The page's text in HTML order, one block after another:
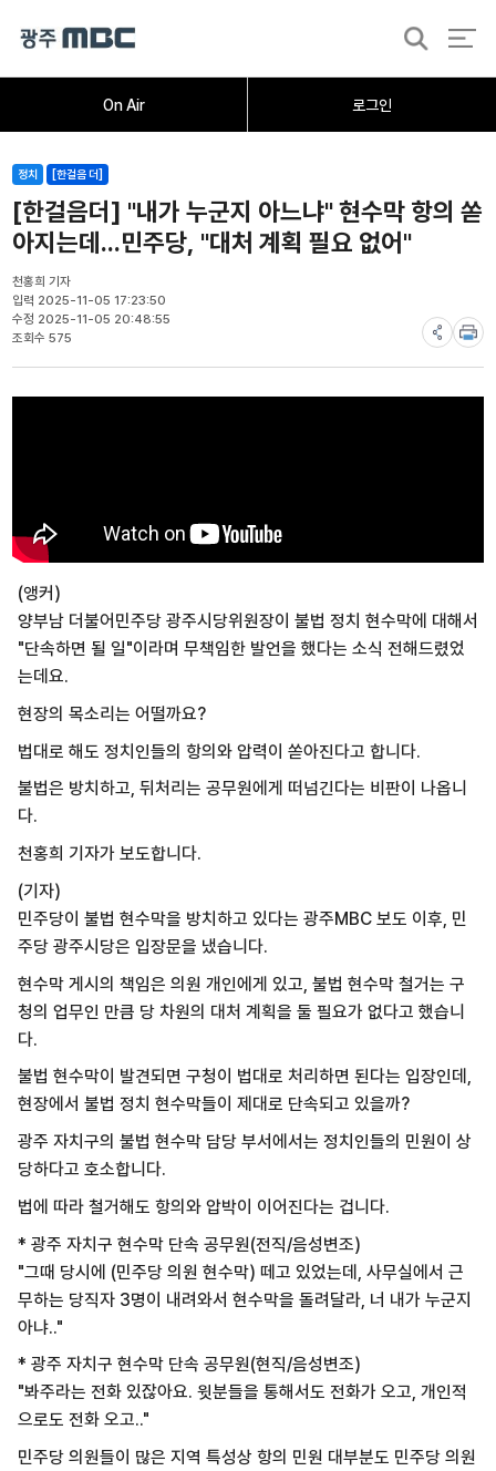
On Air 로그인
검
오늘의뉴스뉴스데스크 취재가시작되자
정치 [한걸음 더]
[한걸음더] "내가 누군지 아느냐" 현수막 항의 쏟
아지는데...민주당, "대처 계획 필요 없어"
천홍희 기자
입력 2025-11-05 17:23:50
수정 2025-11-05 20:48:55
조회수 575
(앵커)
양부남 더불어민주당 광주시당위원장이 불법 정치 현수막에 대해서
"단속하면 될 일"이라며 무책임한 발언을 했다는 소식 전해드렸었
는데요.
현장의 목소리는 어떨까요?
법대로 해도 정치인들의 항의와 압력이 쏟아진다고 합니다.
불법은 방치하고, 뒤처리는 공무원에게 떠넘긴다는 비판이 나옵니
다.
천홍희 기자가 보도합니다.
(기자)
민주당이 불법 현수막을 방치하고 있다는 광주MBC 보도 이후, 민
주당 광주시당은 입장문을 냈습니다.
현수막 게시의 책임은 의원 개인에게 있고, 불법 현수막 철거는 구
청의 업무인 만큼 당 차원의 대처 계획을 둘 필요가 없다고 했습니
다.
불법 현수막이 발견되면 구청이 법대로 처리하면 된다는 입장인데,
현장에서 불법 정치 현수막들이 제대로 단속되고 있을까?
광주 자치구의 불법 현수막 담당 부서에서는 정치인들의 민원이 상
당하다고 호소합니다.
법에 따라 철거해도 항의와 압박이 이어진다는 겁니다.
* 광주 자치구 현수막 단속 공무원(전직/음성변조)
"그때 당시에 (민주당 의원 현수막) 떼고 있었는데, 사무실에서 근
무하는 당직자 3명이 내려와서 현수막을 돌려달라, 너 내가 누군지
아냐.."
* 광주 자치구 현수막 단속 공무원(현직/음성변조)
"봐주라는 전화 있잖아요. 윗분들을 통해서도 전화가 오고, 개인적
으로도 전화 오고.."
민주당 의원들이 많은 지역 특성상 항의 민원 대부분도 민주당 의원